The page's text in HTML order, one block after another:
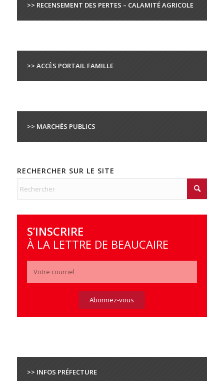
>> RECENSEMENT DES PERTES – CALAMITÉ AGRICOLE
>> ACCÈS PORTAIL FAMILLE
>> MARCHÉS PUBLICS
RECHERCHER SUR LE SITE
S’INSCRIRE
À LA LETTRE DE BEAUCAIRE
>> INFOS PRÉFECTURE